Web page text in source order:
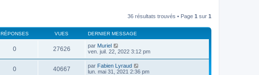
36 résultats trouvés • Page 1 sur 1
RÉPONSES VUES DERNIER MESSAGE
0 27626 par Muriel
ven. juil. 22, 2022 3:12 pm
0 40667 par Fabien Lyraud
lun. mai 31, 2021 2:36 pm